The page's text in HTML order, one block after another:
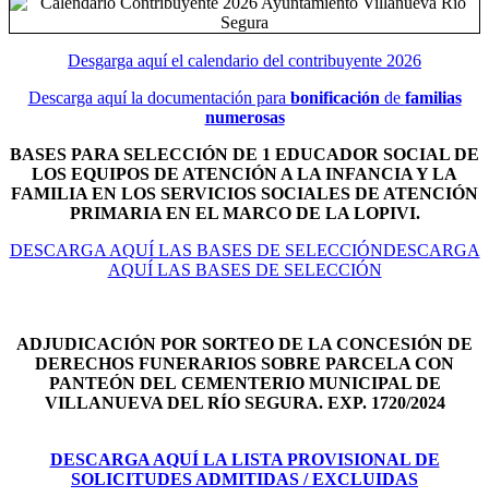
Desgarga aquí el calendario del contribuyente 2026
Descarga aquí la documentación para bonificación de familias
numerosas
BASES PARA SELECCIÓN DE 1 EDUCADOR SOCIAL DE
LOS EQUIPOS DE ATENCIÓN A LA INFANCIA Y LA
FAMILIA EN LOS SERVICIOS SOCIALES DE ATENCIÓN
PRIMARIA EN EL MARCO DE LA LOPIVI.
DESCARGA AQUÍ LAS BASES DE SELECCIÓNDESCARGA
AQUÍ LAS BASES DE SELECCIÓN
ADJUDICACIÓN POR SORTEO DE LA CONCESIÓN DE
DERECHOS FUNERARIOS SOBRE PARCELA CON
PANTEÓN DEL CEMENTERIO MUNICIPAL DE
VILLANUEVA DEL RÍO SEGURA. EXP. 1720/2024
DESCARGA AQUÍ LA LISTA PROVISIONAL DE
SOLICITUDES ADMITIDAS / EXCLUIDAS